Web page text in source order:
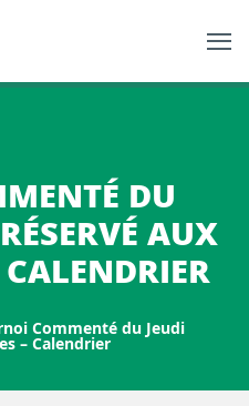
DU
AUX
Commenté du Jeudi
– Calendrier